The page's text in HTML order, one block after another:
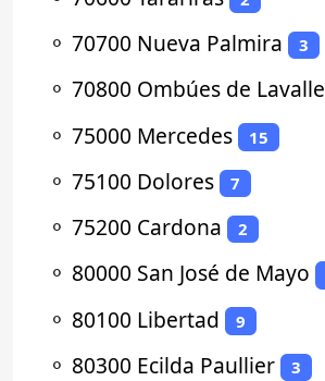
⚬ 70700 Nueva Palmira 3
⚬ 70800 Ombúes de Lavalle
⚬ 75000 Mercedes 15
⚬ 75100 Dolores 7
⚬ 75200 Cardona 2
⚬ 80000 San José de Mayo
⚬ 80100 Libertad 9
⚬ 80300 Ecilda Paullier 3